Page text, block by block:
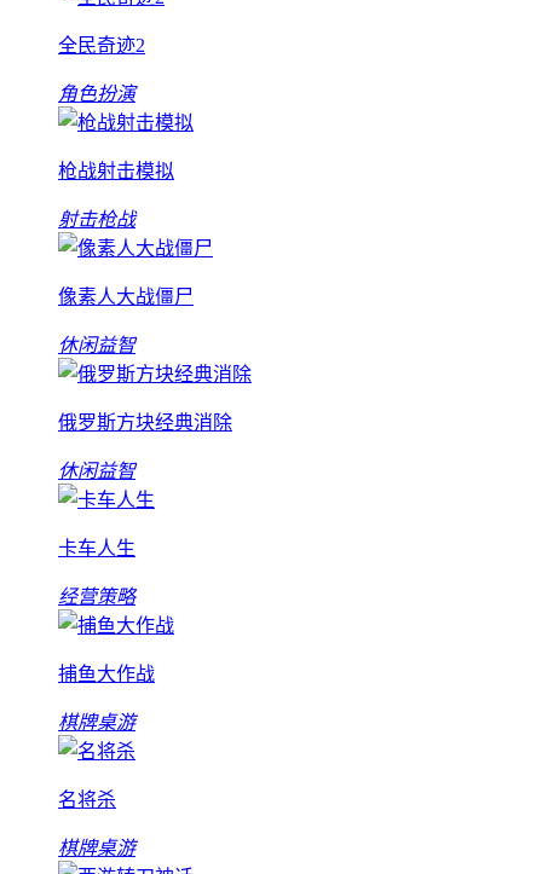
全民奇迹2
角色扮演
枪战射击模拟
射击枪战
像素人大战僵尸
休闲益智
俄罗斯方块经典消除
休闲益智
卡车人生
经营策略
捕鱼大作战
棋牌桌游
名将杀
棋牌桌游